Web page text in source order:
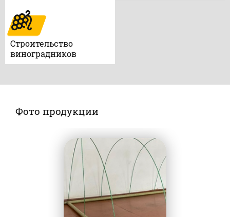
Строительство
виноградников
Фото продукции